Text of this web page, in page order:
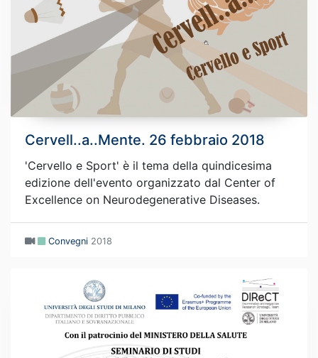
Cervell..a..Mente. 26 febbraio 2018
'Cervello e Sport' è il tema della quindicesima
edizione dell'evento organizzato dal Center of
Excellence on Neurodegenerative Diseases.
Convegni 2018